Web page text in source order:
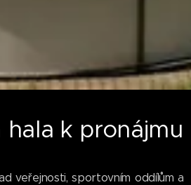
hala k pronájmu
veřejnosti, sportovním oddílům a